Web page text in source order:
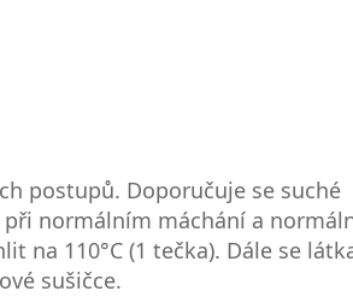
postupů. Doporučuje se suché
normálním máchání a
na 110°C (1 tečka). Dále se
sušičce.